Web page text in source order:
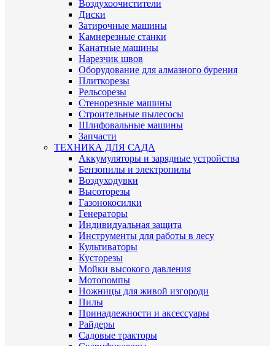
Воздухоочистители
Диски
Затирочные машины
Камнерезные станки
Канатные машины
Нарезчик швов
Оборудование для алмазного бурения
Плиткорезы
Рельсорезы
Стенорезные машины
Строительные пылесосы
Шлифовальные машины
Запчасти
ТЕХНИКА ДЛЯ САДА
Аккумуляторы и зарядные устройства
Бензопилы и электропилы
Воздуходувки
Высоторезы
Газонокосилки
Генераторы
Индивидуальная защита
Инструменты для работы в лесу
Культиваторы
Кусторезы
Мойки высокого давления
Мотопомпы
Ножницы для живой изгороди
Пилы
Принадлежности и аксессуары
Райдеры
Садовые тракторы